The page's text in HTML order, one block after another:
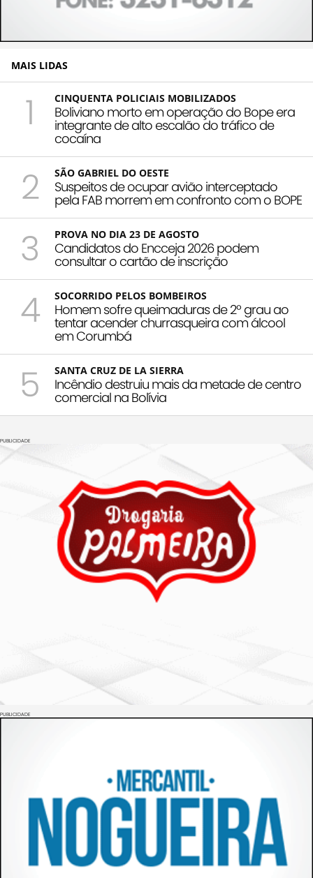
MAIS LIDAS
1 CINQUENTA POLICIAIS MOBILIZADOS
Boliviano morto em operação do Bope era
integrante de alto escalão do tráfico de
cocaína
2 SÃO GABRIEL DO OESTE
Suspeitos de ocupar avião interceptado
pela FAB morrem em confronto com o BOPE
3 PROVA NO DIA 23 DE AGOSTO
Candidatos do Encceja 2026 podem
consultar o cartão de inscrição
4 SOCORRIDO PELOS BOMBEIROS
Homem sofre queimaduras de 2º grau ao
tentar acender churrasqueira com álcool
em Corumbá
5 SANTA CRUZ DE LA SIERRA
Incêndio destruiu mais da metade de centro
comercial na Bolívia
PUBLICIDADE
PUBLICIDADE